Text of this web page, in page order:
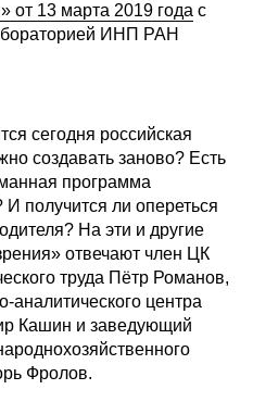
этика
от 13 марта 2019 года с
ИНП РАН
сегодня российская
создавать заново? Есть
программа
получится ли опереться
На эти и другие
отвечают член ЦК
труда Пётр Романов,
аналитического центра
Кашин и заведующий
Фролов.